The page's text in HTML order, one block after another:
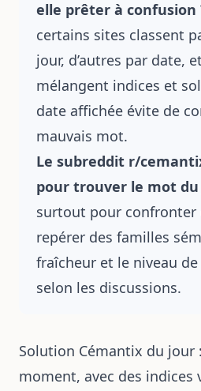
elle prêter à confusion
certains sites classent
jour, d’autres par date,
mélangent indices et
date affichée évite de
mauvais mot.
Le subreddit r/
pour trouver le mot du
surtout pour confronter
repérer des familles
fraîcheur et le niveau
selon les discussions.
Solution Cémantix du jour
moment, avec des indices